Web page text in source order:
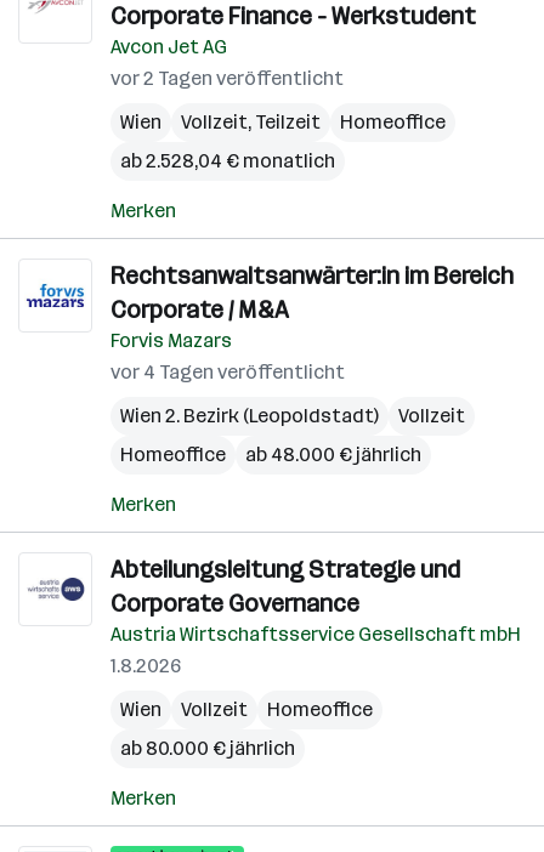
Corporate Finance - Werkstudent
Avcon Jet AG
vor 2 Tagen veröffentlicht
Wien
Vollzeit, Teilzeit
Homeoffice
ab 2.528,04 € monatlich
Merken
Rechtsanwaltsanwärter:in im Bereich
Corporate / M&A
Forvis Mazars
vor 4 Tagen veröffentlicht
Wien 2. Bezirk (Leopoldstadt)
Vollzeit
Homeoffice
ab 48.000 € jährlich
Merken
Abteilungsleitung Strategie und
Corporate Governance
Austria Wirtschaftsservice Gesellschaft mbH
1.8.2026
Wien
Vollzeit
Homeoffice
ab 80.000 € jährlich
Merken